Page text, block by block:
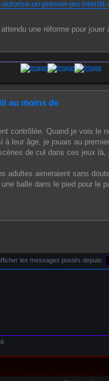
un-premier-jeu-
une réforme pour jouer
au moins de
contrôlée. Quand je vois le
leur âge, je jouais au
de cul dans ces jeux là,
adultes aimeraient sans
balle dans le pied pour le
les messages postés depuis: